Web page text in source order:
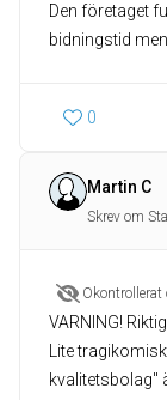
Den företaget
bidningstid
0
Martin C
Skrev om
Okontrollerat
VARNING!
Lite
kvalitetsbolag"